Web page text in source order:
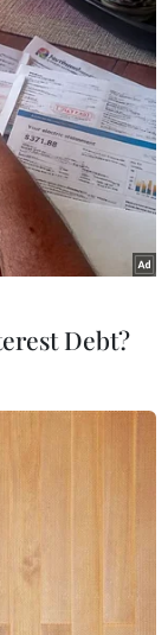
tại Việt
hành xanh
Debt?